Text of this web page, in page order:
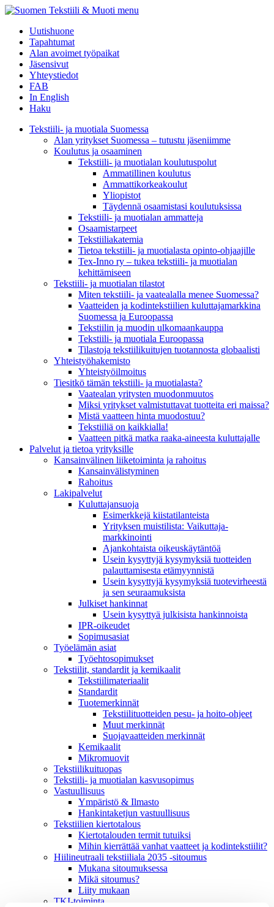
menu
Uutishuone
Tapahtumat
Alan avoimet työpaikat
Jäsensivut
Yhteystiedot
FAB
In English
Haku
Tekstiili- ja muotiala Suomessa
Alan yritykset Suomessa – tutustu jäseniimme
Koulutus ja osaaminen
Tekstiili- ja muotialan koulutuspolut
Ammatillinen koulutus
Ammattikorkeakoulut
Yliopistot
Täydennä osaamistasi koulutuksissa
Tekstiili- ja muotialan ammatteja
Osaamistarpeet
Tekstiiliakatemia
Tietoa tekstiili- ja muotialasta opinto-ohjaajille
Tex-Inno ry – tukea tekstiili- ja muotialan
kehittämiseen
Tekstiili- ja muotialan tilastot
Miten tekstiili- ja vaatealalla menee Suomessa?
Vaatteiden ja kodintekstiilien kuluttajamarkkina
Suomessa ja Euroopassa
Tekstiilin ja muodin ulkomaankauppa
Tekstiili- ja muotiala Euroopassa
Tilastoja tekstiilikuitujen tuotannosta globaalisti
Yhteistyö­hakemisto
Yhteistyöilmoitus
Tiesitkö tämän tekstiili- ja muotialasta?
Vaatealan yritysten muodonmuutos
Miksi yritykset valmistuttavat tuotteita eri maissa?
Mistä vaatteen hinta muodostuu?
Tekstiiliä on kaikkialla!
Vaatteen pitkä matka raaka-aineesta kuluttajalle
Palvelut ja tietoa yrityksille
Kansainvälinen liiketoiminta ja rahoitus
Kansain­välistyminen
Rahoitus
Lakipalvelut
Kuluttajansuoja
Esimerkkejä kiistatilanteista
Yrityksen muistilista: Vaikuttaja­
markkinointi
Ajankohtaista oikeuskäytäntöä
Usein kysyttyjä kysymyksiä tuotteiden
palauttamisesta etämyynnistä
Usein kysyttyjä kysymyksiä tuotevirheestä
ja sen seuraamuksista
Julkiset hankinnat
Usein kysyttyä julkisista hankinnoista
IPR-oikeudet
Sopimusasiat
Työelämän asiat
Työehto­sopimukset
Tekstiilit, standardit ja kemikaalit
Tekstiilimateriaalit
Standardit
Tuotemerkinnät
Tekstiilituotteiden pesu- ja hoito-ohjeet
Muut merkinnät
Suojavaatteiden merkinnät
Kemikaalit
Mikromuovit
Tekstiilikuitu­opas
Tekstiili- ja muotialan kasvusopimus
Vastuullisuus
Ympäristö & Ilmasto
Hankintaketjun vastuullisuus
Tekstiilien kiertotalous
Kiertotalouden termit tutuiksi
Mihin kierrättää vanhat vaatteet ja kodintekstiilit?
Hiilineutraali tekstiiliala 2035 -sitoumus
Mukana sitoumuksessa
Mikä sitoumus?
Liity mukaan
TKI-toiminta